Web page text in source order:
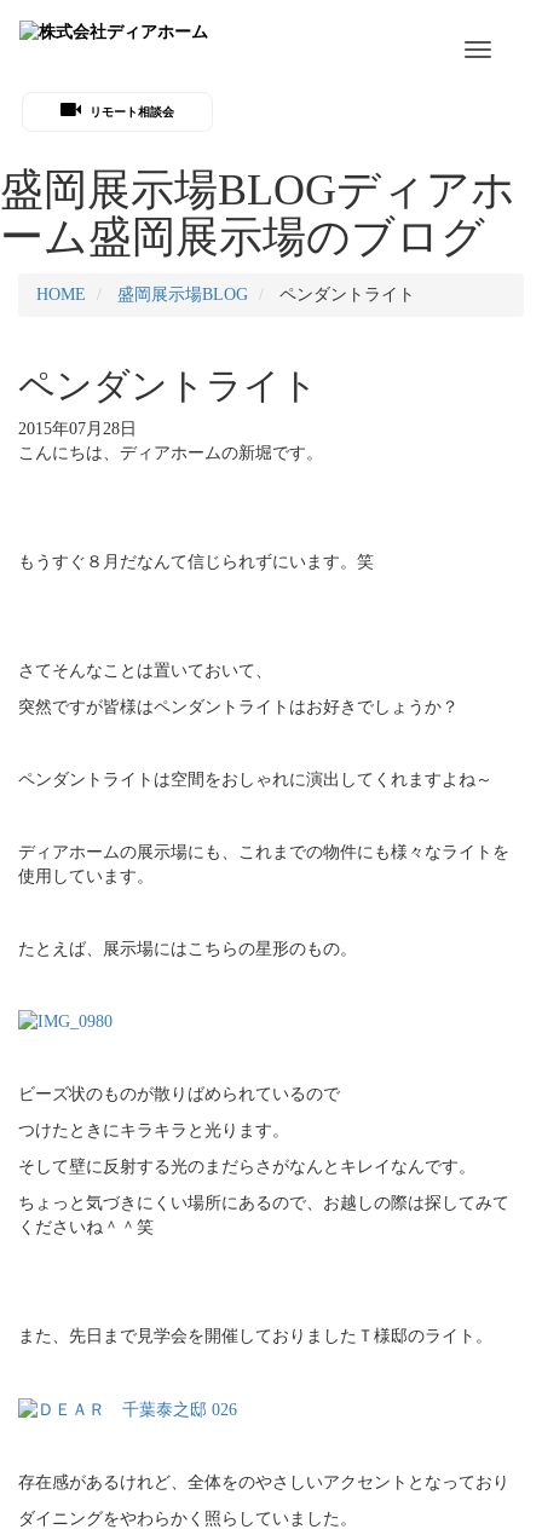
Toggle
リモート相談会
盛岡展示場BLOGディアホ
ーム盛岡展示場のブログ
HOME 盛岡展示場BLOG ペンダントライト
ペンダントライト
2015年07月28日
こんにちは、ディアホームの新堀です。
もうすぐ８月だなんて信じられずにいます。笑
さてそんなことは置いておいて、
突然ですが皆様はペンダントライトはお好きでしょうか？
ペンダントライトは空間をおしゃれに演出してくれますよね～
ディアホームの展示場にも、これまでの物件にも様々なライトを
使用しています。
たとえば、展示場にはこちらの星形のもの。
ビーズ状のものが散りばめられているので
つけたときにキラキラと光ります。
そして壁に反射する光のまだらさがなんとキレイなんです。
ちょっと気づきにくい場所にあるので、お越しの際は探してみて
くださいね＾＾笑
また、先日まで見学会を開催しておりましたＴ様邸のライト。
存在感があるけれど、全体をのやさしいアクセントとなっており
ダイニングをやわらかく照らしていました。